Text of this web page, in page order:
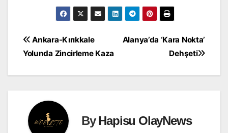
Yazı
Alanya’da ‘Kara Nokta’
Dehşeti
Ankara-Kırıkkale
Yolunda Zincirleme Kaza
ByHapisu OlayNews